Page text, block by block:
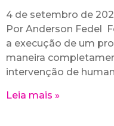
4 de setembro de
Por Anderson Fedel
a execução de um
maneira
intervenção de
Leia mais »